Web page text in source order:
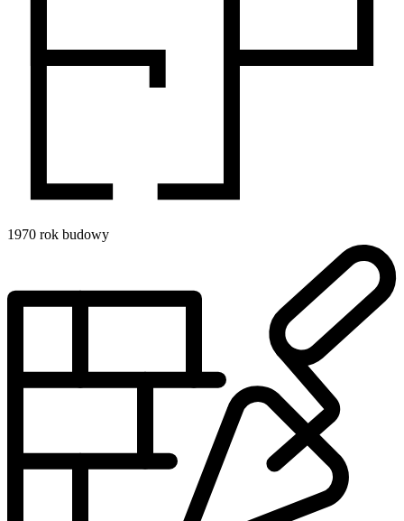
1970 rok budowy